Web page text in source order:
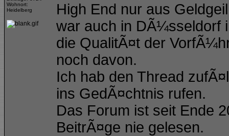
Wohnort:
Heidelberg
High End nur aus
war auch in DÃ¼sseldorf
die QualitÃ¤t der
noch davon.
Ich hab den Thread
ins GedÃ¤chtnis rufen.
Das Forum ist seit Ende
BeitrÃ¤ge nie gelesen.